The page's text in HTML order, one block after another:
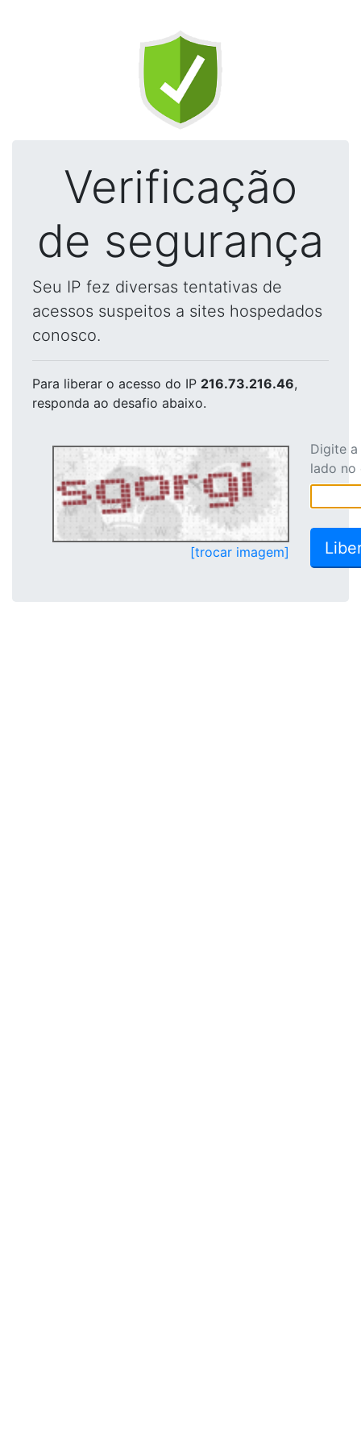
Verificação
de segurança
Seu IP fez diversas tentativas de
acessos suspeitos a sites hospedados
conosco.
Para liberar o acesso do IP 216.73.216.46,
responda ao desafio abaixo.
[trocar imagem]
Digite
lado no